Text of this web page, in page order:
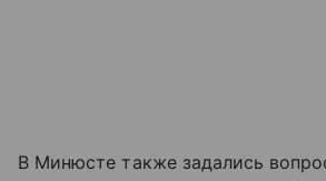
В Минюсте также задались